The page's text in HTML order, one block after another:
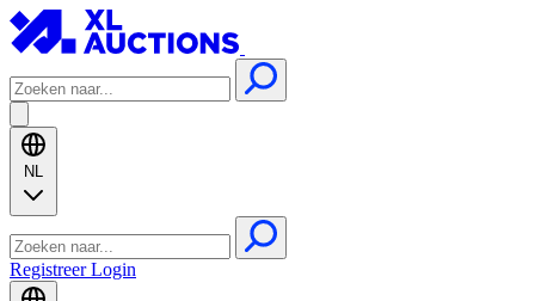
NL
RegistreerLogin